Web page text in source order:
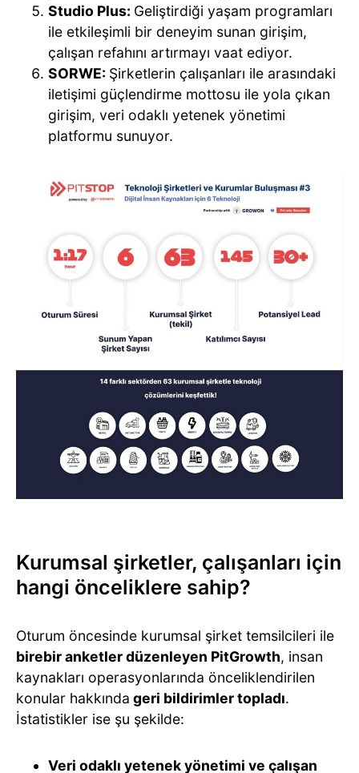
Studio Plus: Geliştirdiği yaşam programları
ile etkileşimli bir deneyim sunan girişim,
çalışan refahını artırmayı vaat ediyor.
SORWE: Şirketlerin çalışanları ile arasındaki
iletişimi güçlendirme mottosu ile yola çıkan
girişim, veri odaklı yetenek yönetimi
platformu sunuyor.
Kurumsal şirketler, çalışanları için
hangi önceliklere sahip?
Oturum öncesinde kurumsal şirket temsilcileri ile
birebir anketler düzenleyen PitGrowth, insan
kaynakları operasyonlarında önceliklendirilen
konular hakkında geri bildirimler topladı.
İstatistikler ise şu şekilde:
Veri odaklı yetenek yönetimi ve çalışan